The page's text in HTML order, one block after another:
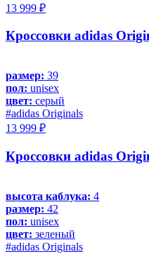
13 999 ₽
Кроссовки adidas
размер: 39
пол: unisex
цвет: серый
#adidas Originals
13 999 ₽
Кроссовки adidas
высота каблука: 4
размер: 42
пол: unisex
цвет: зеленый
#adidas Originals